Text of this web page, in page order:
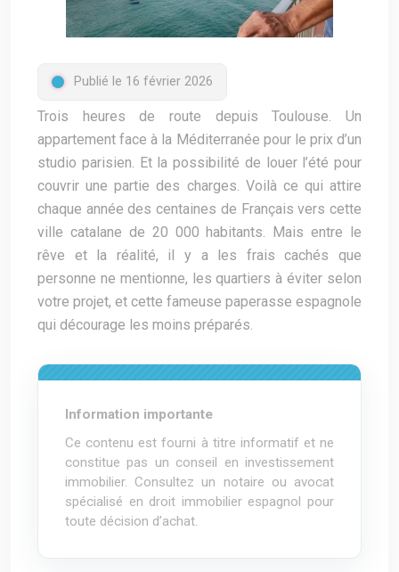
Publié le 16 février 2026
Trois heures de route depuisToulouse. Un
appartement face à la Méditerranée pour le prix d’un
studio parisien. Et la possibilité de louer l’été pour
couvrir une partie des charges. Voilà ce qui attire
chaque année des centaines de Français vers cette
ville catalane de 20 000 habitants. Mais entre le
rêve et la réalité, il y a les frais cachés que
personne ne mentionne, les quartiers à éviter selon
votre projet, et cette fameuse paperasse espagnole
qui décourage les moins préparés.
Information importante
Ce contenu est fourni à titre informatif et ne
constitue pas un conseil en investissement
immobilier. Consultez un notaire ou avocat
spécialisé en droit immobilier espagnol pour
toute décision d’achat.